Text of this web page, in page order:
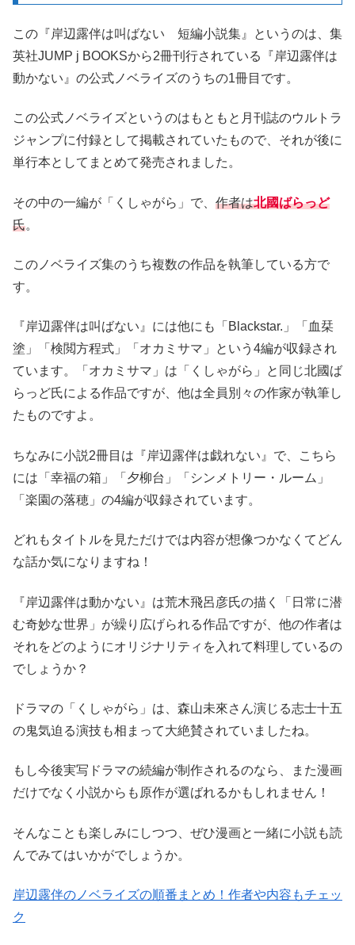
この『岸辺露伴は叫ばない 短編小説集』というのは、集
英社JUMP j BOOKSから2冊刊行されている『岸辺露伴は
動かない』の公式ノベライズのうちの1冊目です。
この公式ノベライズというのはもともと月刊誌のウルトラ
ジャンプに付録として掲載されていたもので、それが後に
単行本としてまとめて発売されました。
その中の一編が「くしゃがら」で、 作者は北國ばらっど
氏。
このノベライズ集のうち複数の作品を執筆している方で
す。
『岸辺露伴は叫ばない』には他にも「Blackstar.」「血栞
塗」「検閲方程式」「オカミサマ」という4編が収録され
ています。「オカミサマ」は「くしゃがら」と同じ北國ば
らっど氏による作品ですが、他は全員別々の作家が執筆し
たものですよ。
ちなみに小説2冊目は『岸辺露伴は戯れない』で、こちら
には「幸福の箱」「夕柳台」「シンメトリー・ルーム」
「楽園の落穂」の4編が収録されています。
どれもタイトルを見ただけでは内容が想像つかなくてどん
な話か気になりますね！
『岸辺露伴は動かない』は荒木飛呂彦氏の描く「日常に潜
む奇妙な世界」が繰り広げられる作品ですが、他の作者は
それをどのようにオリジナリティを入れて料理しているの
でしょうか？
ドラマの「くしゃがら」は、森山未來さん演じる志士十五
の鬼気迫る演技も相まって大絶賛されていましたね。
もし今後実写ドラマの続編が制作されるのなら、また漫画
だけでなく小説からも原作が選ばれるかもしれません！
そんなことも楽しみにしつつ、ぜひ漫画と一緒に小説も読
んでみてはいかがでしょうか。
岸辺露伴のノベライズの順番まとめ！作者や内容もチェッ
ク